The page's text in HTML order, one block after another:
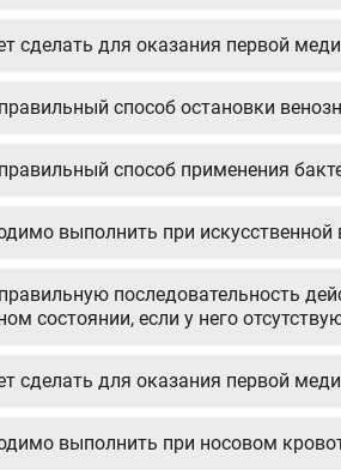
сделать для оказания первой
способ остановки
способ применения
выполнить при искусственной
последовательность
состоянии, если у него
сделать для оказания первой
выполнить при носовом